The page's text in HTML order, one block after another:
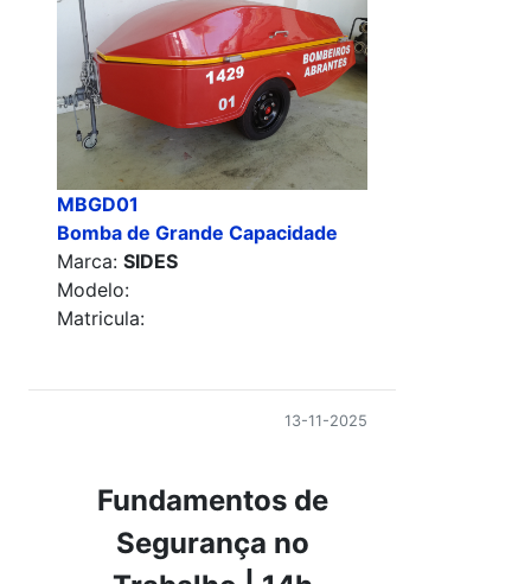
MBGD01
Bomba de Grande Capacidade
Marca: SIDES
Modelo:
Matricula:
13-11-2025
Fundamentos de
Segurança no